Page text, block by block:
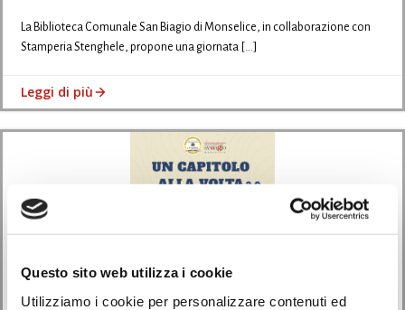
Questo sito web utilizza i cookie
Utilizziamo i cookie per personalizzare contenuti ed
La Biblioteca Comunale San Biagio di Monselice, in collaborazione con
Stamperia Stenghele, propone una giornata […]
Leggi di più